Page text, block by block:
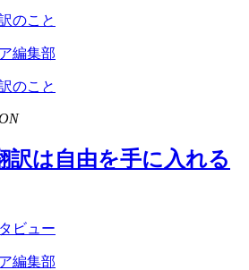
のこと
編集部
のこと
訳は自由を手に入れる
ビュー
編集部